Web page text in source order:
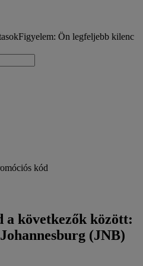
Figyelem: Ön legfeljebb kilenc
kód
a következők között:
(JNB)